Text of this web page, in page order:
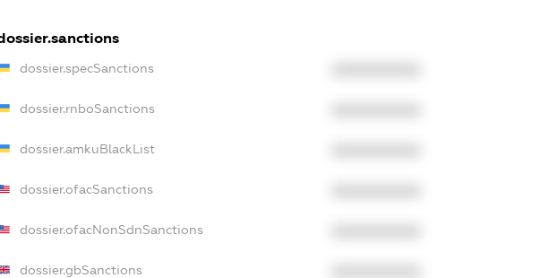
dossier.specSanctions
dossier.rnboSanctions
dossier.amkuBlackList
dossier.ofacSanctions
dossier.ofacNonSdnSanctions
dossier.gbSanctions